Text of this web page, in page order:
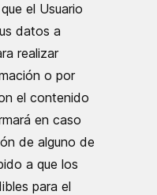
el Usuario
datos a
realizar
o por
el contenido
en caso
de alguno de
a que los
para el